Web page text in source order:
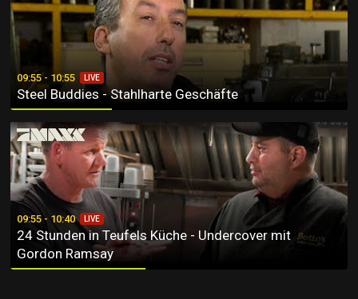
09:55 - 10:55 LIVE
Steel Buddies - Stahlharte Geschäfte
09:55 - 10:40 LIVE
24 Stunden in Teufels Küche - Undercover mit
Gordon Ramsay
24 Stunden in Teufels Küche - Undercover mit Gordon Ramsay